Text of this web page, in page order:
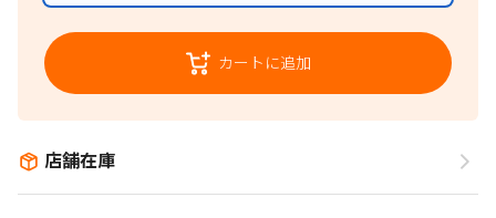
カートに追加
店舗在庫